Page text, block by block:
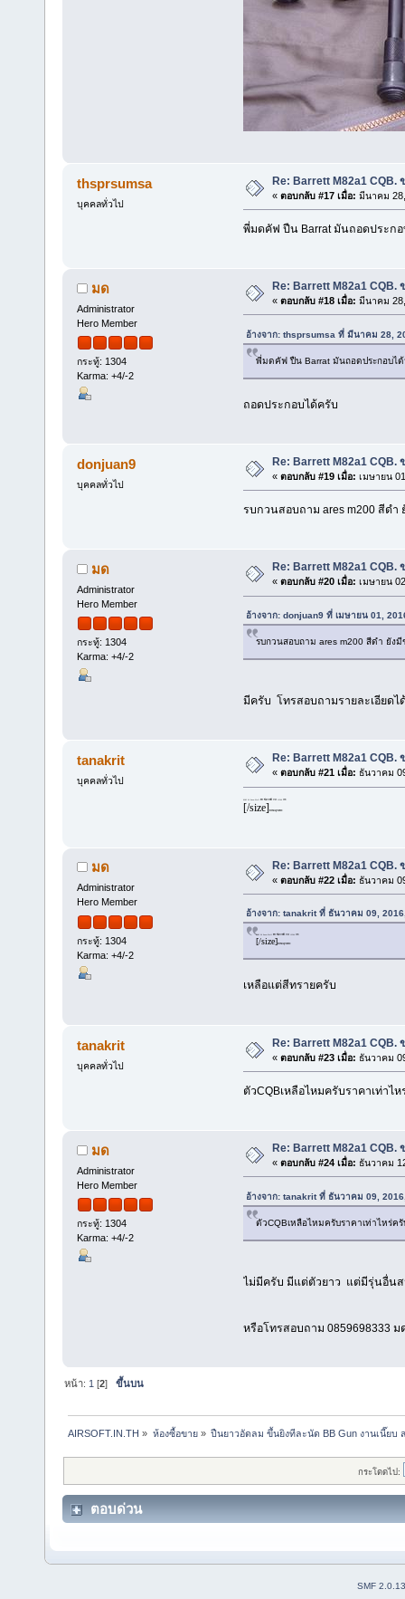
thsprsumsa
บุคคลทั่วไป
Re: Barrett M82a1 CQB.
« ตอบกลับ #17 เมื่อ: มีนาคม
พี่มดคัฟ ปืน Barrat มันถอดประก
มด
Administrator
Hero Member
กระทู้: 1304
Karma: +4/-2
Re: Barrett M82a1 CQB.
« ตอบกลับ #18 เมื่อ: มีนาคม
อ้างจาก: thsprsumsa ที่ มีนาคม 28,
พี่มดคัฟ ปืน Barrat มันถอดประกอบไ
ถอดประกอบได้ครับ
donjuan9
บุคคลทั่วไป
Re: Barrett M82a1
« ตอบกลับ #19 เมื่อ: เมษายน
รบกวนสอบถาม ares m200 สีดำ
มด
Administrator
Hero Member
กระทู้: 1304
Karma: +4/-2
Re: Barrett M82a1
« ตอบกลับ #20 เมื่อ: เมษายน
อ้างจาก: donjuan9 ที่ เมษายน 01,
รบกวนสอบถาม ares m200 สีดำ ยังมี
มีครับ โทรสอบถามรายละเอียดไ
tanakrit
บุคคลทั่วไป
Re: Barrett M82a1
« ตอบกลับ #21 เมื่อ: ธันวาคม
[/size]
มด
Administrator
Hero Member
กระทู้: 1304
Karma: +4/-2
Re: Barrett M82a1 CQB.
« ตอบกลับ #22 เมื่อ: ธันวาคม
อ้างจาก: tanakrit ที่ ธันวาคม 09,
M82 A1 Snow Wolf สีดำ ปืนยาวไฟฟ้า ราคา 12500 บาท
[/size] ยังมีของอยู่ไหมคับบ
เหลือแต่สีทรายครับ
tanakrit
บุคคลทั่วไป
Re: Barrett M82a1 CQB.
« ตอบกลับ #23 เมื่อ: ธันวาคม
ตัวCQBเหลือไหมครับราคาเท่าไห
มด
Administrator
Hero Member
กระทู้: 1304
Karma: +4/-2
Re: Barrett M82a1 CQB.
« ตอบกลับ #24 เมื่อ: ธันวาคม
อ้างจาก: tanakrit ที่ ธันวาคม 09,
ตัวCQBเหลือไหมครับราคาเท่าไหร่ครั
ไม่มีครับ มีแต่ตัวยาว แต่มีรุ่นอื่น
หรือโทรสอบถาม 0859698333 ม
หน้า: 1 [2]ขึ้นบน
AIRSOFT.IN.TH » ห้องซื้อขาย» ปืนยาวอัดลม ขึ้นยิงทีละนัด BB Gun งานเนี๊ยบ
กระโดดไป:
ตอบด่วน
SMF 2.0.13